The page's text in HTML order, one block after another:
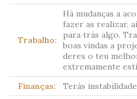
Trabalho:
Há mudanças a
fazer as realizar,
para trás algo.
boas vindas a
deres o teu
extremamente
Finanças:
Terás